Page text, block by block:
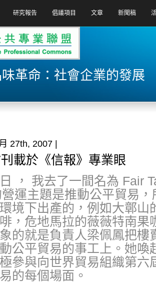
研究報告 倡議項目 文章 新聞稿
革命：社會企業的發展
27th, 2007 |
載於《信報》專業眼
， 我去了一間名為 Fair
營運主題是推動公平貿易
境下出產的，例如大鄣山
，危地馬拉的薇薇特南果
的就是負責人梁佩鳳把樓
公平貿易的事工上。她喚
參與向世界貿易組織第六
的每個場面。